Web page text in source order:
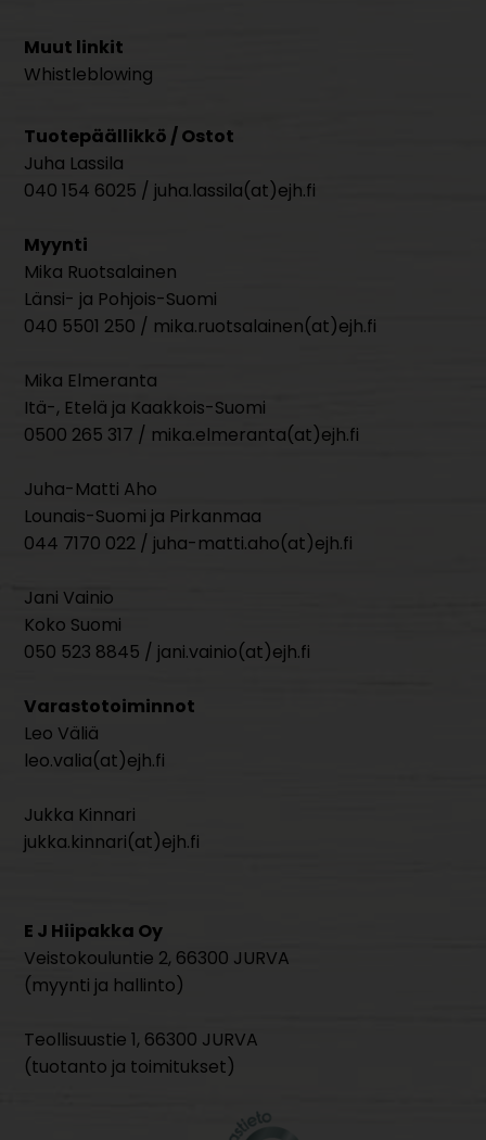
Muut linkit
Whistleblowing
Tuotepäällikkö / Ostot
Juha Lassila
040 154 6025 / juha.lassila(at)ejh.fi
Myynti
Mika Ruotsalainen
Länsi- ja Pohjois-Suomi
040 5501 250 / mika.ruotsalainen(at)ejh.fi
Mika Elmeranta
Itä-, Etelä ja Kaakkois-Suomi
0500 265 317 / mika.elmeranta(at)ejh.fi
Juha-Matti Aho
Lounais-Suomi ja Pirkanmaa
044 7170 022 / juha-matti.aho(at)ejh.fi
Jani Vainio
Koko Suomi
050 523 8845 / jani.vainio(at)ejh.fi
Varastotoiminnot
Leo Väliä
leo.valia(at)ejh.fi
Jukka Kinnari
jukka.kinnari(at)ejh.fi
E J Hiipakka Oy
Veistokouluntie 2, 66300 JURVA
(myynti ja hallinto)
Teollisuustie 1, 66300 JURVA
(tuotanto ja toimitukset)